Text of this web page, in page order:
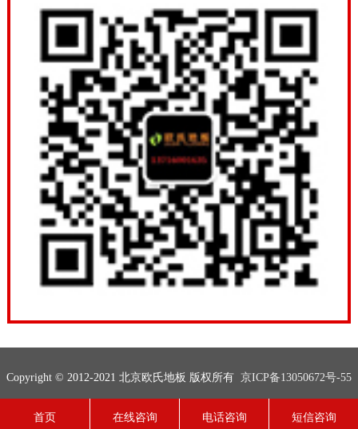
Copyright © 2012-2021 北京欧氏地板 版权所有 京ICP备13050672号-55
首页
在线咨询 电话咨询 短信咨询